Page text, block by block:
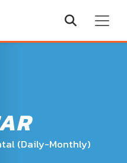
(Daily-Monthly)